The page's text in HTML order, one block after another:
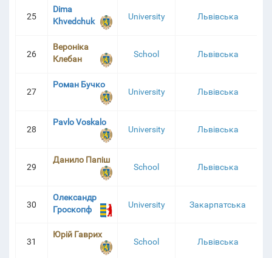
25
Dima
Khvedchuk
University Львівська
26
Вероніка
Клебан
School Львівська
27
Роман Бучко
University Львівська
28
Pavlo Voskalo
University Львівська
29
Данило Папіш
School Львівська
30
Олександр
Гроскопф
University Закарпатська
31
Юрій Гаврих
School Львівська